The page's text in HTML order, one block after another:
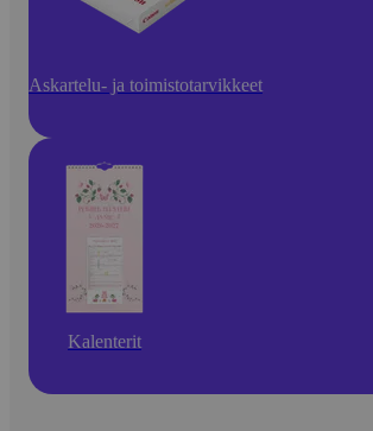
Askartelu- ja toimistotarvikkeet
Kalenterit